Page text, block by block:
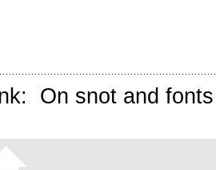
On snot and fonts